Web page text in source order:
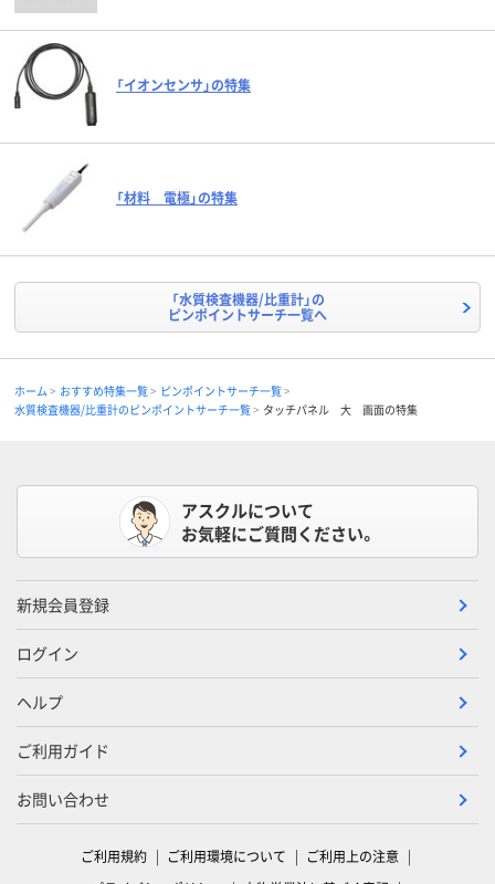
「イオンセンサ」の特集
「材料 電極」の特集
「水質検査機器/比重計」の
ピンポイントサーチ一覧へ
ホーム おすすめ特集一覧
ピンポイントサーチ一覧
水質検査機器/比重計のピンポイントサーチ一覧
タッチパネル 大 画面の特集
アスクルについて
お気軽にご質問ください。
新規会員登録
ログイン
ヘルプ
ご利用ガイド
お問い合わせ
ご利用規約 ご利用環境について
ご利用上の注意